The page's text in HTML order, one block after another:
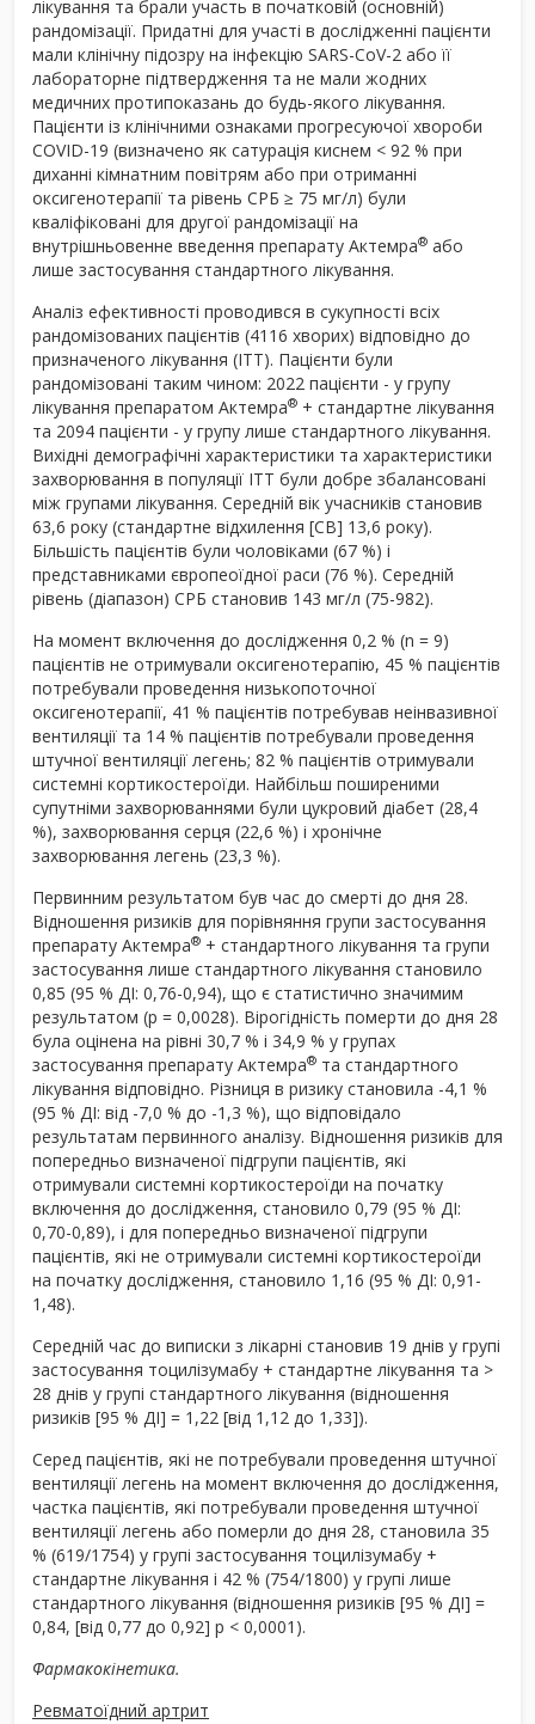
лікування та брали участь в початковій (основній)
рандомізації. Придатні для участі в дослідженні пацієнти
мали клінічну підозру на інфекцію SARS-CoV-2 або її
лабораторне підтвердження та не мали жодних
медичних протипоказань до будь-якого лікування.
Пацієнти із клінічними ознаками прогресуючої хвороби
COVID-19 (визначено як сатурація киснем < 92 % при
диханні кімнатним повітрям або при отриманні
оксигенотерапії та рівень СРБ ≥ 75 мг/л) були
кваліфіковані для другої рандомізації на
внутрішньовенне введення препарату Актемра® або
лише застосування стандартного лікування.
Аналіз ефективності проводився в сукупності всіх
рандомізованих пацієнтів (4116 хворих) відповідно до
призначеного лікування (ITT). Пацієнти були
рандомізовані таким чином: 2022 пацієнти - у групу
лікування препаратом Актемра® + стандартне лікування
та 2094 пацієнти - у групу лише стандартного лікування.
Вихідні демографічні характеристики та характеристики
захворювання в популяції ITT були добре збалансовані
між групами лікування. Середній вік учасників становив
63,6 року (стандартне відхилення [СВ] 13,6 року).
Більшість пацієнтів були чоловіками (67 %) і
представниками європеоїдної раси (76 %). Середній
рівень (діапазон) СРБ становив 143 мг/л (75-982).
На момент включення до дослідження 0,2 % (n = 9)
пацієнтів не отримували оксигенотерапію, 45 % пацієнтів
потребували проведення низькопоточної
оксигенотерапії, 41 % пацієнтів потребував неінвазивної
вентиляції та 14 % пацієнтів потребували проведення
штучної вентиляції легень; 82 % пацієнтів отримували
системні кортикостероїди. Найбільш поширеними
супутніми захворюваннями були цукровий діабет (28,4
%), захворювання серця (22,6 %) і хронічне
захворювання легень (23,3 %).
Первинним результатом був час до смерті до дня 28.
Відношення ризиків для порівняння групи застосування
препарату Актемра® + стандартного лікування та групи
застосування лише стандартного лікування становило
0,85 (95 % ДІ: 0,76-0,94), що є статистично значимим
результатом (p = 0,0028). Вірогідність померти до дня 28
була оцінена на рівні 30,7 % і 34,9 % у групах
застосування препарату Актемра® та стандартного
лікування відповідно. Різниця в ризику становила -4,1 %
(95 % ДІ: від -7,0 % до -1,3 %), що відповідало
результатам первинного аналізу. Відношення ризиків для
попередньо визначеної підгрупи пацієнтів, які
отримували системні кортикостероїди на початку
включення до дослідження, становило 0,79 (95 % ДІ:
0,70-0,89), і для попередньо визначеної підгрупи
пацієнтів, які не отримували системні кортикостероїди
на початку дослідження, становило 1,16 (95 % ДІ: 0,91-
1,48).
Середній час до виписки з лікарні становив 19 днів у групі
застосування тоцилізумабу + стандартне лікування та >
28 днів у групі стандартного лікування (відношення
ризиків [95 % ДІ] = 1,22 [від 1,12 до 1,33]).
Серед пацієнтів, які не потребували проведення штучної
вентиляції легень на момент включення до дослідження,
частка пацієнтів, які потребували проведення штучної
вентиляції легень або померли до дня 28, становила 35
% (619/1754) у групі застосування тоцилізумабу +
стандартне лікування і 42 % (754/1800) у групі лише
стандартного лікування (відношення ризиків [95 % ДІ] =
0,84, [від 0,77 до 0,92] p < 0,0001).
Фармакокінетика.
Ревматоїдний артрит